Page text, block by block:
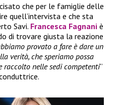
che per le famiglie delle
quell’intervista e che sta
Savi. Francesca Fagnani è
di trovare giusta la reazione
provato a fare è dare un
verità, che speriamo possa
raccolto nelle sedi competenti”